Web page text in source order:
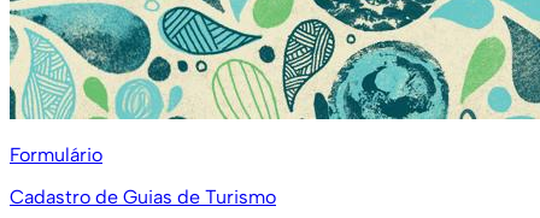
Formulário
Cadastro de Guias de Turismo